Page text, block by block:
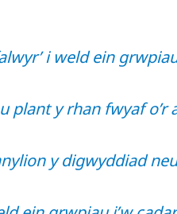
i weld ein
y rhan fwyaf o’r
y digwyddiad